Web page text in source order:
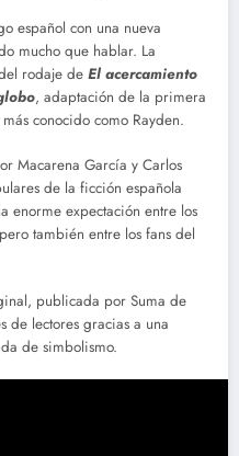
español con una nueva
mucho que hablar. La
rodaje de El acercamiento
, adaptación de la primera
conocido como Rayden.
Macarena García y Carlos
de la ficción española
enorme expectación entre los
también entre los fans del
publicada por Suma de
de lectores gracias a una
de simbolismo.